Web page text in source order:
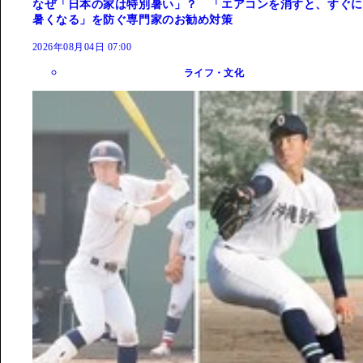
なぜ「日本の家は特別暑い」？ 「エアコンを消すと、すぐに
暑くなる」を防ぐ専門家のお勧め対策
2026年08月04日 07:00
ライフ・文化